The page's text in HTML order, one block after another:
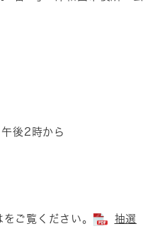
後2時から
ご覧ください。
抽選